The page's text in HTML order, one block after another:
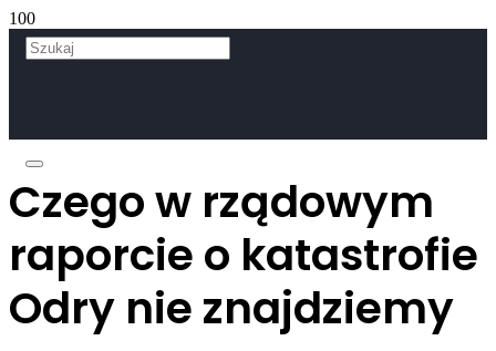
Czego w rządowym
raporcie o katastrofie
Odry nie znajdziemy